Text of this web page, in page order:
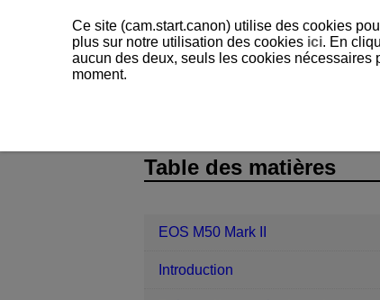
Table des matières
EOS M50 Mark II
Introduction
Ce site (cam.start.canon) utilise des cookies
plus sur notre utilisation des cookies ici. En
aucun des deux, seuls les cookies nécessaires
moment.